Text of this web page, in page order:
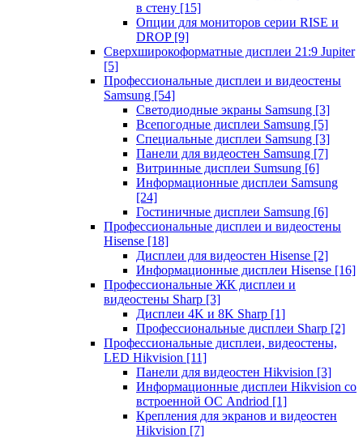
в стену [15]
Опции для мониторов серии RISE и
DROP [9]
Сверхширокоформатные дисплеи 21:9 Jupiter
[5]
Профессиональные дисплеи и видеостены
Samsung [54]
Светодиодные экраны Samsung [3]
Всепогодные дисплеи Samsung [5]
Специальные дисплеи Samsung [3]
Панели для видеостен Samsung [7]
Витринные дисплеи Sumsung [6]
Информационные дисплеи Samsung
[24]
Гостиничные дисплеи Samsung [6]
Профессиональные дисплеи и видеостены
Hisense [18]
Дисплеи для видеостен Hisense [2]
Информационные дисплеи Hisense [16]
Профессиональные ЖК дисплеи и
видеостены Sharp [3]
Дисплеи 4K и 8K Sharp [1]
Профессиональные дисплеи Sharp [2]
Профессиональные дисплеи, видеостены,
LED Hikvision [11]
Панели для видеостен Hikvision [3]
Информационные дисплеи Hikvision со
встроенной ОС Andriod [1]
Крепления для экранов и видеостен
Hikvision [7]